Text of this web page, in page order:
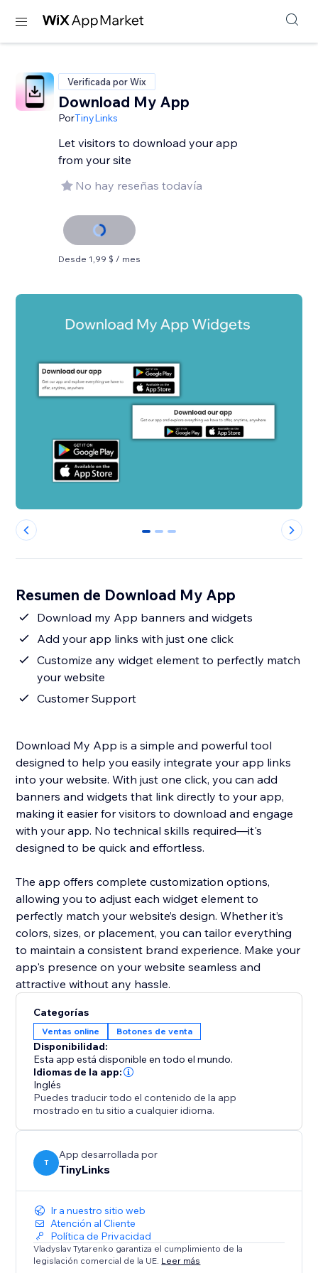
Verificada por Wix
Download My App
PorTinyLinks
Let visitors to download your app
from your site
No hay reseñas todavía
Desde 1,99 $ / mes
0 1 2
Resumen de Download My App
Download my App banners and widgets
Add your app links with just one click
Customize any widget element to perfectly match
your website
Customer Support
Download My App is a simple and powerful tool
designed to help you easily integrate your app links
into your website. With just one click, you can add
banners and widgets that link directly to your app,
making it easier for visitors to download and engage
with your app. No technical skills required—it's
designed to be quick and effortless.
The app offers complete customization options,
allowing you to adjust each widget element to
perfectly match your website’s design. Whether it’s
colors, sizes, or placement, you can tailor everything
to maintain a consistent brand experience. Make your
app's presence on your website seamless and
attractive without any hassle.
Categorías
Ventas online Botones de venta
Disponibilidad:
Esta app está disponible en todo el mundo.
Idiomas de la app:
Inglés
Puedes traducir todo el contenido de la app
mostrado en tu sitio a cualquier idioma.
T
App desarrollada por
TinyLinks
Ir a nuestro sitio web
Atención al Cliente
Política de Privacidad
Vladyslav Tytarenko garantiza el cumplimiento de la
legislación comercial de la UE. Leer más